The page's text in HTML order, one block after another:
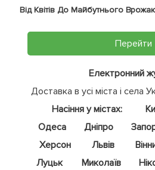
Від Квітів До Майбутнього
Перейти
Електронний
Доставка в усі міста і села
Насіння у містах:
Одеса
Дніпро
Херсон
Львів
Луцьк
Миколаїв